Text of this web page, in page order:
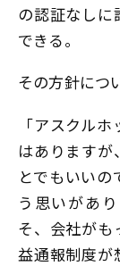
の認証なしに
できる。
その方針につ
「アスクル
はあります
とでもいい
う思いがあ
そ、会社がも
益通報制度が